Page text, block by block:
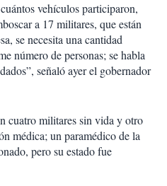
vehículos par­ticiparon,
a 17 mi­litares, que están
se necesita una cantidad
nú­mero de personas; se habla
señaló ayer el gober­nador
cuatro militares sin vida y otro
médica; un paramé­dico de la
pero su es­tado fue